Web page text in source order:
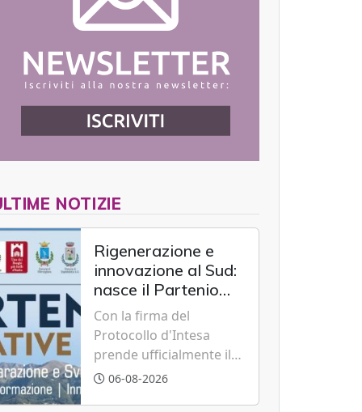
NOTIZIE
Rigenerazione e
innovazione al Sud:
nasce il Partenio
Creative Hub per il
rilancio del
territorio
Con la firma del
Protocollo d'Intesa
prende ufficialmente il
via il recupero dell'ex
06-08-2026